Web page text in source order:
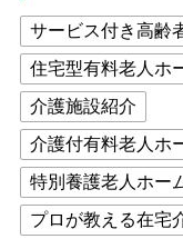
サービス付き高齢
住宅型有料老人ホ
介護施設紹介
介護付有料老人ホ
特別養護老人ホー
プロが教える在宅